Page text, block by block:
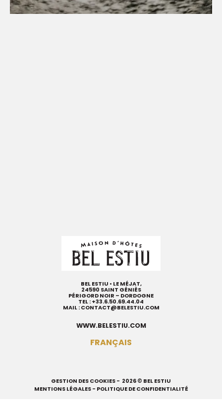
BEL ESTIU • LE MÉJAT,
24590 SAINT GÉNIÈS
PÉRIGORD NOIR – DORDOGNE
TEL :+33.6.50.69.44.04
MAIL :CONTACT@BELESTIU.COM
WWW.BELESTIU.COM
FRANÇAIS
GESTION DES COOKIES- 2026 © BEL ESTIU
MENTIONS LÉGALES- POLITIQUE DE CONFIDENTIALITÉ